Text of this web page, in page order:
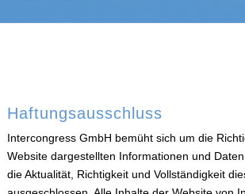
Haftungsausschluss
Intercongress GmbH bemüht sich um die
Website dargestellten Informationen und
die Aktualität, Richtigkeit und Vollständigkeit